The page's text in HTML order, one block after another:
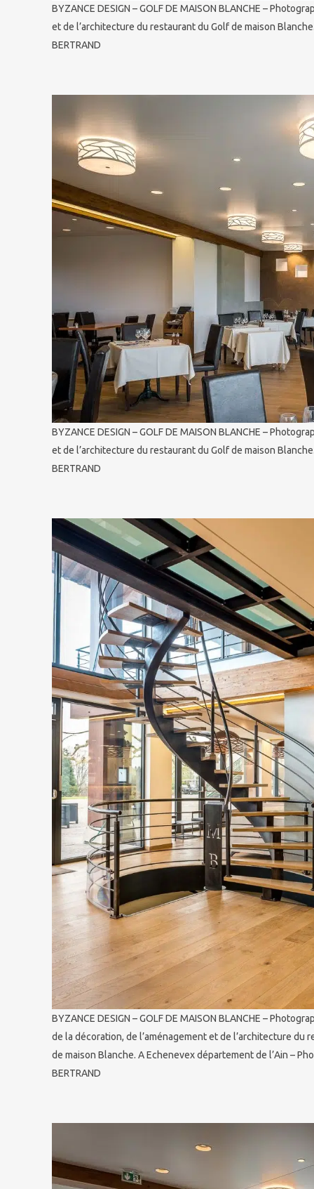
BYZANCE DESIGN – GOLF DE MAISON BLANCHE –
et de l’architecture du restaurant du Golf de maison
BERTRAND
BYZANCE DESIGN – GOLF DE MAISON BLANCHE –
et de l’architecture du restaurant du Golf de maison
BERTRAND
BYZANCE DESIGN – GOLF DE MAISON BLANCHE –
de la décoration, de l’aménagement et de l’architecture du
de maison Blanche. A Echenevex département de l’Ain –
BERTRAND